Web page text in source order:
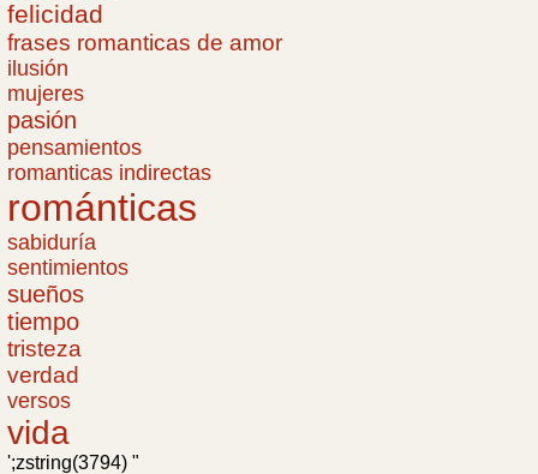
felicidad
frases romanticas de amor
ilusión
mujeres
pasión
pensamientos
romanticas indirectas
románticas
sabiduría
sentimientos
sueños
tiempo
tristeza
verdad
versos
vida
';zstring(3794) "